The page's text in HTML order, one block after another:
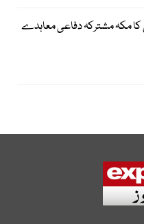
مکہ مشترکہ دفاعی معاہدے